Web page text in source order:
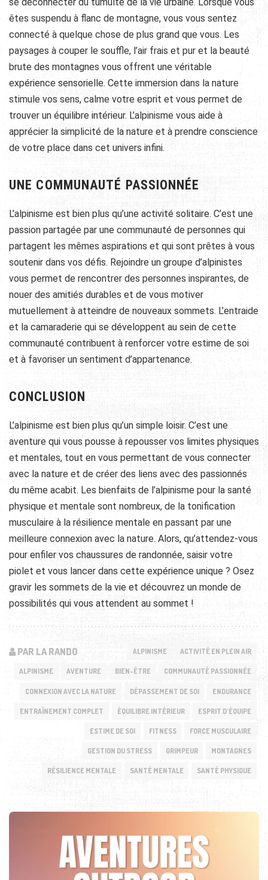
êtes suspendu à flanc de montagne, vous vous sentez
connecté à quelque chose de plus grand que vous. Les
paysages à couper le souffle, l’air frais et pur et la beauté
brute des montagnes vous offrent une véritable
expérience sensorielle. Cette immersion dans la nature
stimule vos sens, calme votre esprit et vous permet de
trouver un équilibre intérieur. L’alpinisme vous aide à
apprécier la simplicité de la nature et à prendre conscience
de votre place dans cet univers infini.
UNE COMMUNAUTÉ PASSIONNÉE
L’alpinisme est bien plus qu’une activité solitaire. C’est une
passion partagée par une communauté de personnes qui
partagent les mêmes aspirations et qui sont prêtes à vous
soutenir dans vos défis. Rejoindre un groupe d’alpinistes
vous permet de rencontrer des personnes inspirantes, de
nouer des amitiés durables et de vous motiver
mutuellement à atteindre de nouveaux sommets. L’entraide
et la camaraderie qui se développent au sein de cette
communauté contribuent à renforcer votre estime de soi
et à favoriser un sentiment d’appartenance.
CONCLUSION
L’alpinisme est bien plus qu’un simple loisir. C’est une
aventure qui vous pousse à repousser vos limites physiques
et mentales, tout en vous permettant de vous connecter
avec la nature et de créer des liens avec des passionnés
du même acabit. Les bienfaits de l’alpinisme pour la santé
physique et mentale sont nombreux, de la tonification
musculaire à la résilience mentale en passant par une
meilleure connexion avec la nature. Alors, qu’attendez-vous
pour enfiler vos chaussures de randonnée, saisir votre
piolet et vous lancer dans cette expérience unique ? Osez
gravir les sommets de la vie et découvrez un monde de
possibilités qui vous attendent au sommet !
PAR LA RANDO ALPINISME ACTIVITÉ EN PLEIN AIR
ALPINISME AVENTURE BIEN-ÊTRE COMMUNAUTÉ PASSIONNÉE
CONNEXION AVEC LA NATURE DÉPASSEMENT DE SOI ENDURANCE
ENTRAÎNEMENT COMPLET ÉQUILIBRE INTÉRIEUR ESPRIT D'ÉQUIPE
ESTIME DE SOI FITNESS FORCE MUSCULAIRE
GESTION DU STRESS GRIMPEUR MONTAGNES
RÉSILIENCE MENTALE SANTÉ MENTALE SANTÉ PHYSIQUE